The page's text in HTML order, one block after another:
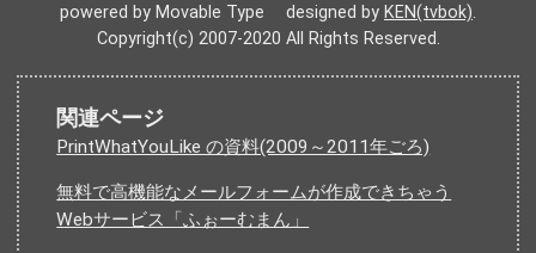
powered by Movable Type designed by KEN(tvbok).
Copyright(c) 2007-2020 All Rights Reserved.
関連ページ
PrintWhatYouLike の資料(2009～2011年ごろ)
無料で高機能なメールフォームが作成できちゃう
Webサービス「ふぉーむまん」